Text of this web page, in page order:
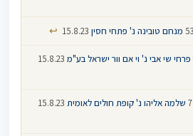
מנחם טובינה נ' פתחי חסין ↩
פרחי שי אבי נ' וי אם וור ישראל בע"מ
שלמה אליהו נ' קופת חולים לאומית